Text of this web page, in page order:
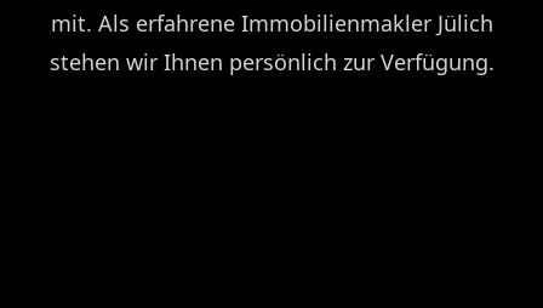
mit. Als erfahrene Immobilienmakler Jülich
stehen wir Ihnen persönlich zur Verfügung.